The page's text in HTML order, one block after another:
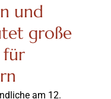
und
große
für
am 12.